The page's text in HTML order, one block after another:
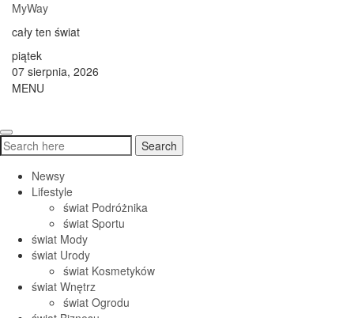
Skip
content
MyWay
cały ten świat
piątek
07 sierpnia, 2026
MENU
Search
for:
Search
Newsy
Lifestyle
świat Podróżnika
świat Sportu
świat Mody
świat Urody
świat Kosmetyków
świat Wnętrz
świat Ogrodu